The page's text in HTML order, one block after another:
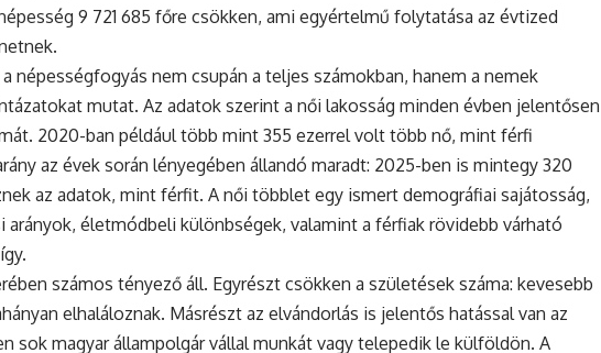
9 721 685 főre csökken, ami egyértelmű folytatása az évtized
népességfogyás nem csupán a teljes számokban, hanem a nemek
mutat. Az adatok szerint a női lakosság minden évben jelentősen
2020-ban például több mint 355 ezerrel volt több nő, mint férfi
az évek során lényegében állandó maradt: 2025-ben is mintegy 320
az adatok, mint férfit. A női többlet egy ismert demográfiai sajátosság,
arányok, életmódbeli különbségek, valamint a férfiak rövidebb várható
számos tényező áll. Egyrészt csökken a születések száma: kevesebb
elhaláloznak. Másrészt az elvándorlás is jelentős hatással van az
sok magyar állampolgár vállal munkát vagy telepedik le külföldön. A